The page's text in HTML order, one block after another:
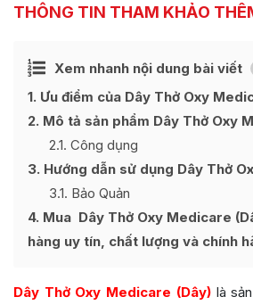
THÔNG TIN THAM KHẢO
Xem nhanh nội dung bài viết
1 Ưu điểm của Dây Thở Oxy
2 Mô tả sản phẩm Dây Thở Oxy
2.1 Công dụng
3 Hướng dẫn sử dụng Dây Thở
3.1 Bảo Quản
4 Mua Dây Thở Oxy Medicare
hàng uy tín, chất lượng và chính
Dây Thở Oxy Medicare (Dây) là